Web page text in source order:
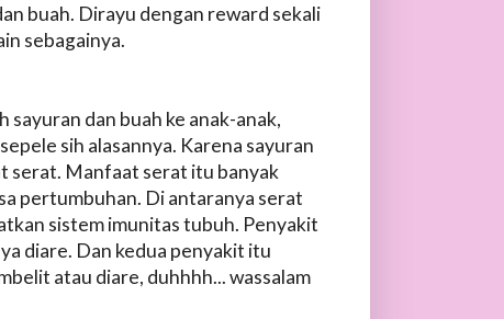
buah. Dirayu dengan reward sekali
sebagainya.
dan buah ke anak-anak,
sih alasannya. Karena sayuran
serat. Manfaat serat itu banyak
pertumbuhan. Di antaranya serat
sistem imunitas tubuh. Penyakit
diare. Dan kedua penyakit itu
atau diare, duhhhh... wassalam